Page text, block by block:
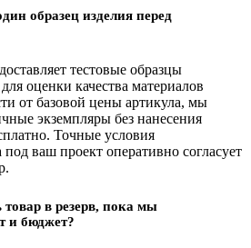
образец изделия перед
тестовые образцы
оценки качества материалов
от базовой цены артикула, мы
экземпляры без нанесения
Точные условия
под ваш проект оперативно согласует
в резерв, пока мы
и бюджет?